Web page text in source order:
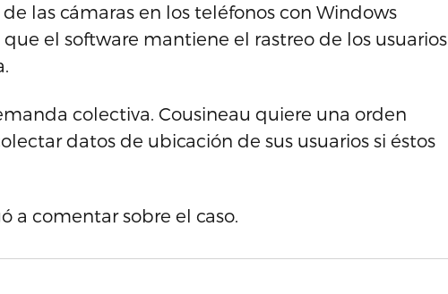
las cámaras en los teléfonos con Windows
que el software mantiene el rastreo de los usuarios
colectiva. Cousineau quiere una orden
datos de ubicación de sus usuarios si éstos
a comentar sobre el caso.